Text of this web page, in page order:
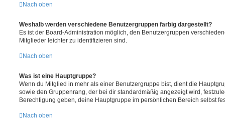
Nach oben
Weshalb werden verschiedene Benutzergruppen farbig dargestellt?
Es ist der Board-Administration möglich, den Benutzergruppen
Mitglieder leichter zu identifizieren sind.
Nach oben
Was ist eine Hauptgruppe?
Wenn du Mitglied in mehr als einer Benutzergruppe bist, dient die
sowie den Gruppenrang, der bei dir standardmäßig angezeigt wird,
Berechtigung geben, deine Hauptgruppe im persönlichen Bereich selbst
Nach oben